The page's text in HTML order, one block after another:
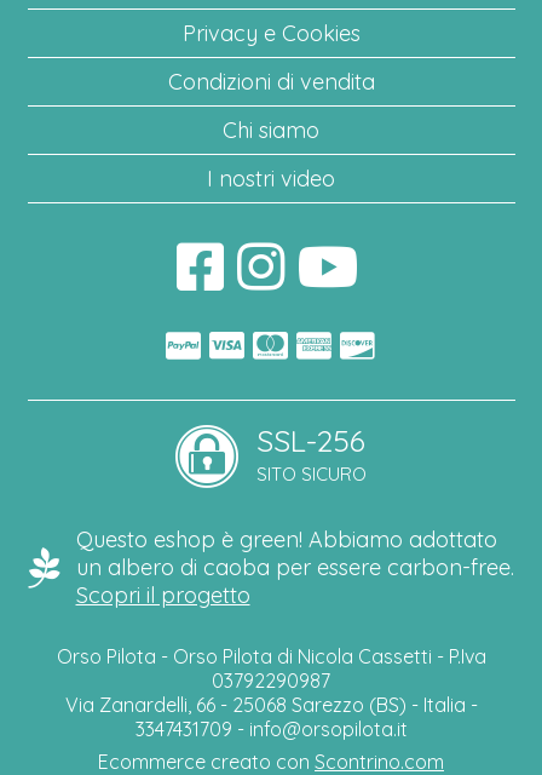
Privacy e Cookies
Condizioni di vendita
Chi siamo
I nostri video
SSL-256
SITO SICURO
Questo eshop è green! Abbiamo adottato
un albero di caoba per essere carbon-free.
Scopri il progetto
Orso Pilota - Orso Pilota di Nicola Cassetti - P.Iva
03792290987
Via Zanardelli, 66 - 25068 Sarezzo (BS) - Italia -
3347431709 - info@orsopilota.it
Ecommerce creato con Scontrino.com